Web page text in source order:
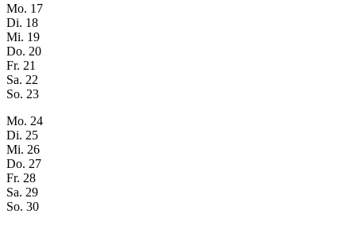
Mo. 17
Di. 18
Mi. 19
Do. 20
Fr. 21
Sa. 22
So. 23
Mo. 24
Di. 25
Mi. 26
Do. 27
Fr. 28
Sa. 29
So. 30